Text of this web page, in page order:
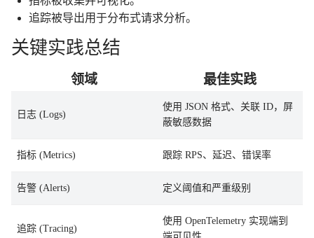
追踪被导出用于分布式请求分析。
关键实践总结
领域 最佳实践
日志 (Logs)
使用 JSON 格式、关联 ID，屏
蔽敏感数据
指标 (Metrics) 跟踪 RPS、延迟、错误率
告警 (Alerts) 定义阈值和严重级别
追踪 (Tracing)
使用 OpenTelemetry 实现端到